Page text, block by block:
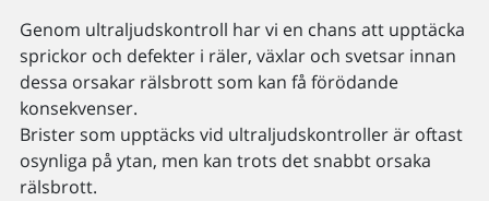
Genom ultraljudskontroll har vi en chans att upptäcka
sprickor och defekter i räler, växlar och svetsar innan
dessa orsakar rälsbrott som kan få förödande
konsekvenser.
Brister som upptäcks vid ultraljudskontroller är oftast
osynliga på ytan, men kan trots det snabbt orsaka
rälsbrott.